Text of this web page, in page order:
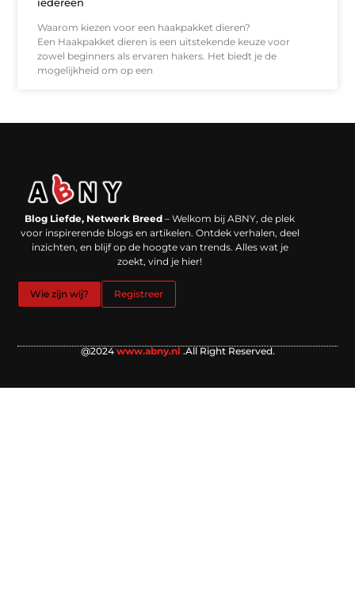
Waarom kiezen voor een haakpakket dieren?
Een Haakpakket dieren is een uitstekende keuze voor
zowel beginners als ervaren hakers. Het biedt je de
mogelijkheid om op een
Blog Liefde, Netwerk Breed – Welkom bij ABNY, de plek
voor inspirerende blogs en artikelen. Ontdek verhalen, deel
inzichten, en blijf op de hoogte van trends. Alles wat je
zoekt, vind je hier!
Wie zijn wij? Registreer
@2024 www.abny.nl .All Right Reserved.